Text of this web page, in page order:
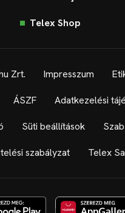
Telex Shop
Zrt. Impresszum
ÁSZF Adatkezelési
Süti beállítások
szabályzat Telex